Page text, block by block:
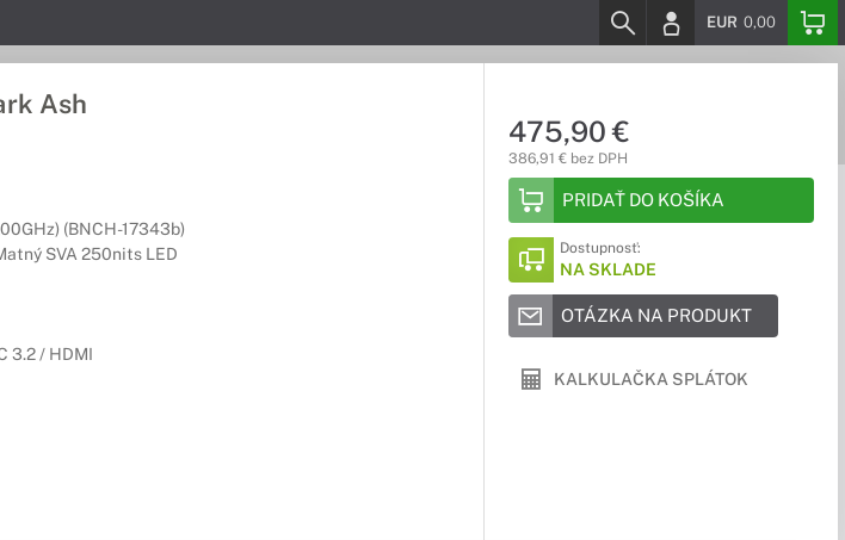
EUR 0,00
Ash
(BNCH-17343b)
SVA 250nits LED
3.2 / HDMI
475,90 €
386,91 € bez DPH
PRIDAŤ DO KOŠÍKA
Dostupnosť:
NA SKLADE
OTÁZKA NA PRODUKT
KALKULAČKA SPLÁTOK